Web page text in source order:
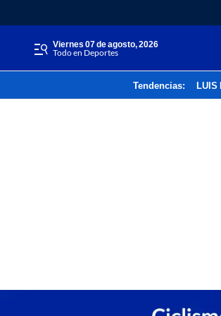
viernes 07 de agosto, 2026
Todo en Deportes
Tendencias: LUIS